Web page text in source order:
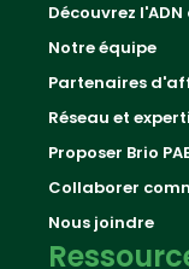
Découvrez l'ADN
Notre équipe
Partenaires
Réseau et
Proposer Brio
Collaborer
Nous joindre